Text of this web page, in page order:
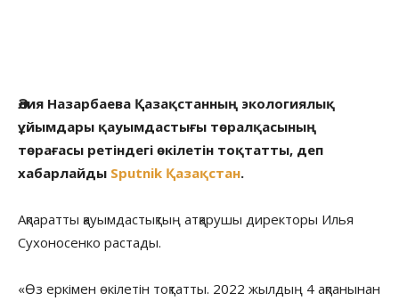
Әлия Назарбаева Қазақстанның экологиялық
ұйымдары қауымдастығы төралқасының
төрағасы ретіндегі өкілетін тоқтатты, деп
хабарлайды Sputnik Қазақстан.
Ақпаратты қауымдастықтың атқарушы директоры Илья
Сухоносенко растады.
«Өз еркімен өкілетін тоқтатты. 2022 жылдың 4 ақпанынан